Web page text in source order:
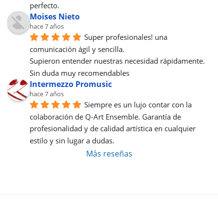
perfecto.
Moises Nieto
hace 7 años
Super profesionales! una
comunicación ágil y sencilla.
Supieron entender nuestras necesidad rápidamente.
Sin duda muy recomendables
Intermezzo Promusic
hace 7 años
Siempre es un lujo contar con la
colaboración de Q-Art Ensemble. Garantía de
profesionalidad y de calidad artística en cualquier
estilo y sin lugar a dudas.
Más reseñas